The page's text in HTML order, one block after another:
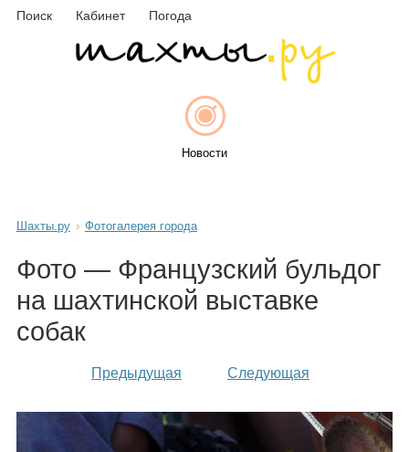
Поиск Кабинет Погода
Новости
Каталог
Шахты.ру Фотогалерея города
Фото — Французский бульдог
на шахтинской выставке
собак
Предыдущая Следующая